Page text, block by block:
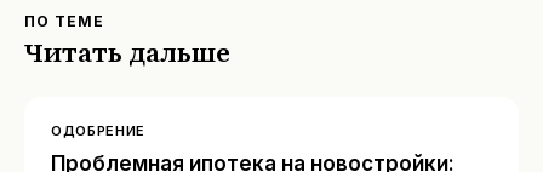
ПО ТЕМЕ
Читать дальше
ОДОБРЕНИЕ
Проблемная ипотека на новостройки: